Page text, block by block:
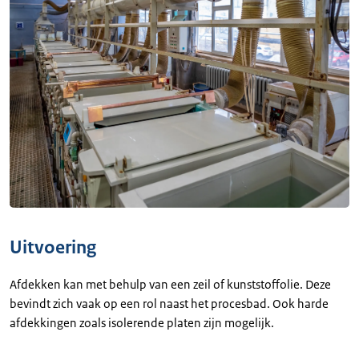
Uitvoering
Afdekken kan met behulp van een zeil of kunststoffolie. Deze
bevindt zich vaak op een rol naast het procesbad. Ook harde
afdekkingen zoals isolerende platen zijn mogelijk.